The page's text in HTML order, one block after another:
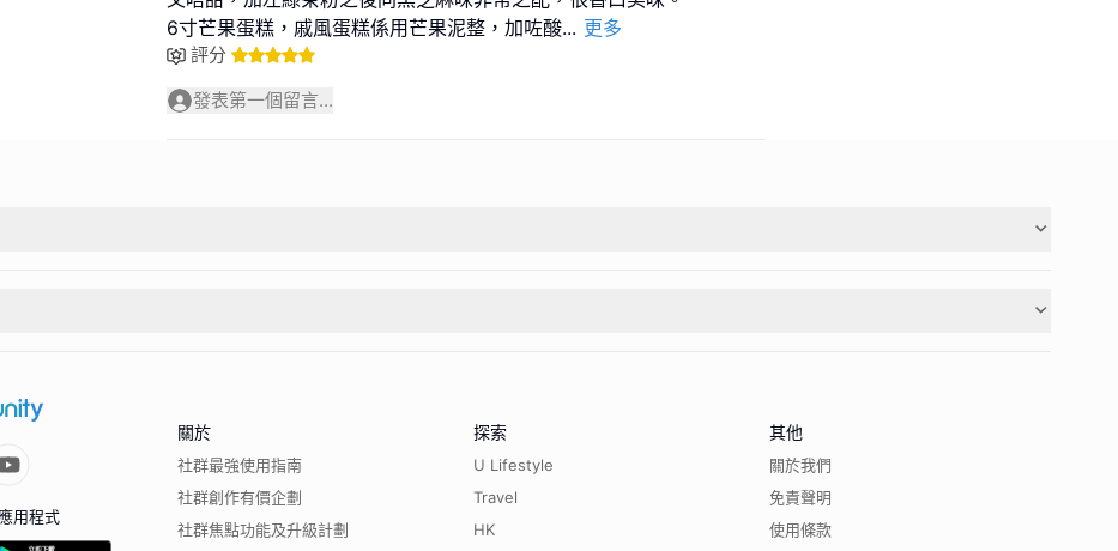
6寸芒果蛋糕，戚風蛋糕係用芒果泥整，加咗酸... 更多
評分
發表第一個留言...
用程式
關於
社群最強使用指南
社群創作有價企劃
社群焦點功能及升級計劃
探索
U Lifestyle
Travel
HK
其他
關於我們
免責聲明
使用條款